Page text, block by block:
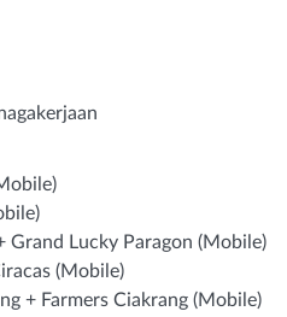
Grand Lucky Paragon (Mobile)
(Mobile)
+ Farmers Ciakrang (Mobile)